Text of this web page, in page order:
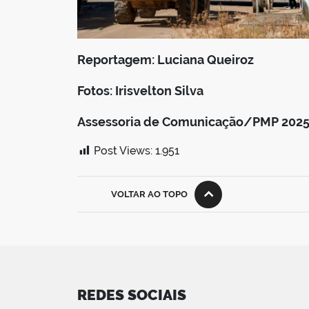
Reportagem: Luciana Queiroz
Fotos: Irisvelton Silva
Assessoria de Comunicação/PMP 2025
Post Views: 1.951
VOLTAR AO TOPO
REDES SOCIAIS